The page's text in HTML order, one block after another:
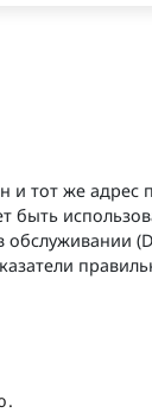
и тот же адрес
быть